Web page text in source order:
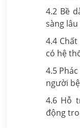
4.2 Bề
sàng
4.4
có hệ
4.5
người
4.6 Hỗ
động